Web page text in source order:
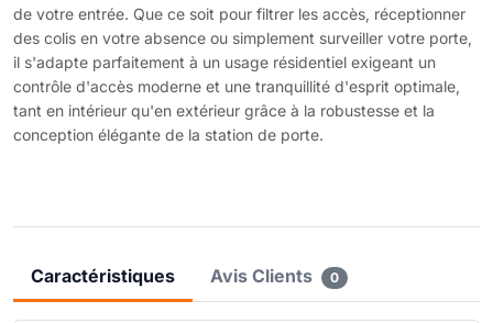
de votre entrée. Que ce soit pour filtrer les accès, réceptionner
des colis en votre absence ou simplement surveiller votre porte,
il s'adapte parfaitement à un usage résidentiel exigeant un
contrôle d'accès moderne et une tranquillité d'esprit optimale,
tant en intérieur qu'en extérieur grâce à la robustesse et la
conception élégante de la station de porte.
Caractéristiques Avis Clients 0